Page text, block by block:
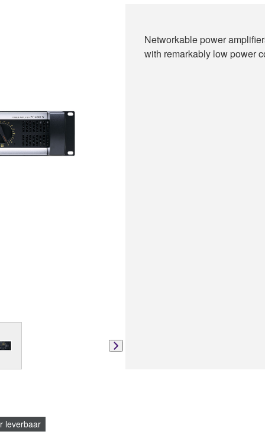
Networkable power
with remarkably low power
leverbaar